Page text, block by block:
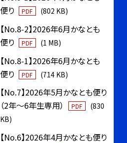
便り
PDF (802 KB)
【No.8-2】2026年6月かなとも
便り
PDF (1 MB)
【No.8-1】2026年6月かなとも
便り
PDF (714 KB)
【No.7】2026年5月かなとも便り
（2年〜6年生専用）
PDF
(830
KB)
【No.6】2026年4月かなとも便り